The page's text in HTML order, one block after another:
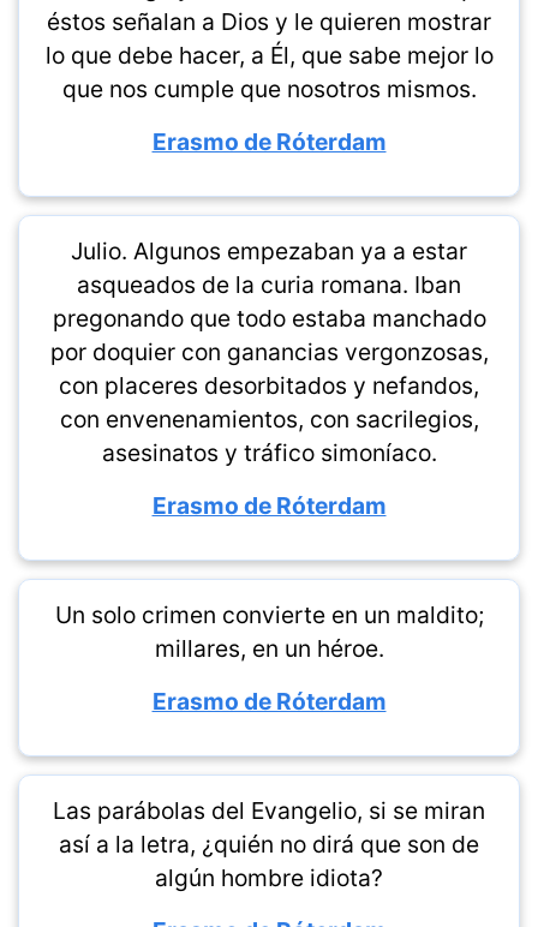
éstos señalan a Dios y le quieren mostrar
lo que debe hacer, a Él, que sabe mejor lo
que nos cumple que nosotros mismos.
Erasmo de Róterdam
Julio. Algunos empezaban ya a estar
asqueados de la curia romana. Iban
pregonando que todo estaba manchado
por doquier con ganancias vergonzosas,
con placeres desorbitados y nefandos,
con envenenamientos, con sacrilegios,
asesinatos y tráfico simoníaco.
Erasmo de Róterdam
Un solo crimen convierte en un maldito;
millares, en un héroe.
Erasmo de Róterdam
Las parábolas del Evangelio, si se miran
así a la letra, ¿quién no dirá que son de
algún hombre idiota?